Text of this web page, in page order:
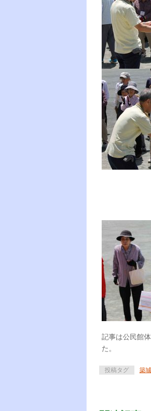
記事は公民館
た。
投稿タグ 築城